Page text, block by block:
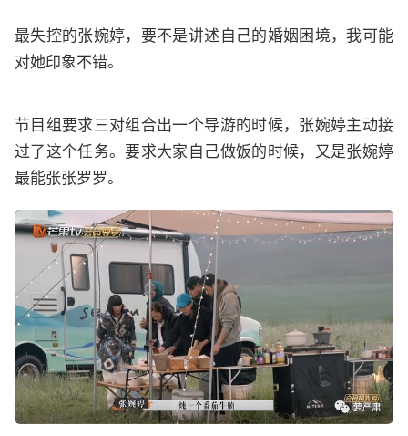
最失控的张婉婷，要不是讲述自己的婚姻困境，我可能
对她印象不错。
节目组要求三对组合出一个导游的时候，张婉婷主动接
过了这个任务。要求大家自己做饭的时候，又是张婉婷
最能张张罗罗。